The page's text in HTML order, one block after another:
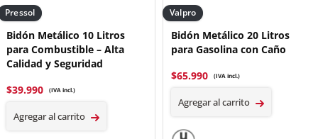
Pressol
Bidón Metálico 10 Litros
para Combustible – Alta
Calidad y Seguridad
$39.990 (IVA incl.)
Agregar al carrito
Valpro
Bidón Metálico 20 Litros
para Gasolina con Caño
$65.990 (IVA incl.)
Agregar al carrito